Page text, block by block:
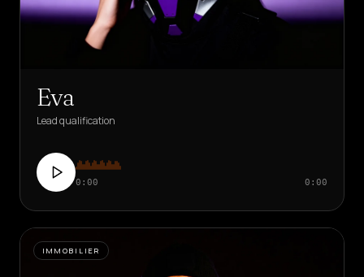
Eva
Lead qualification
0:00 0:00
IMMOBILIER